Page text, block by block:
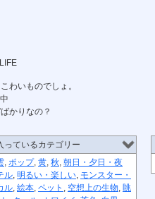
わいものでしょ。
かりなの？
っているカテゴリー
, ポップ, 黄, 秋, 朝日・夕日・夜
ル, 明るい・楽しい, モンスター・
ル, 絵本, ペット , 空想上の生物, 眺